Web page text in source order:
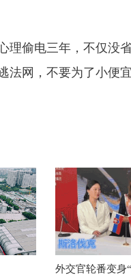
偷电三年，不仅没省
法网，不要为了小便
外交官轮番变身